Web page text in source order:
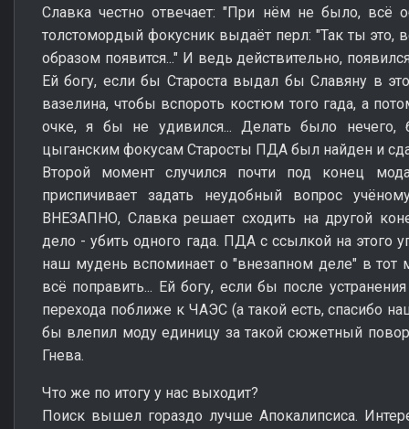
Славка честно отвечает: "При нём не было,
толстомордый фокусник выдаёт перл: "Так ты это,
образом появится..." И ведь действительно,
Ей богу, если бы Староста выдал бы Славяну в
вазелина, чтобы вспороть костюм того гада, а
очке, я бы не удивился... Делать было нечего,
цыганским фокусам Старосты ПДА был найден и
Второй момент случился почти под конец
приспичивает задать неудобный вопрос
ВНЕЗАПНО, Славка решает сходить на другой
дело - убить одного гада. ПДА с ссылкой на этого
наш мудень вспоминает о "внезапном деле" в тот
всё поправить... Ей богу, если бы после
перехода поближе к ЧАЭС (а такой есть, спасибо
бы влепил моду единицу за такой сюжетный
Гнева.
Что же по итогу у нас выходит?
Поиск вышел гораздо лучше Апокалипсиса.